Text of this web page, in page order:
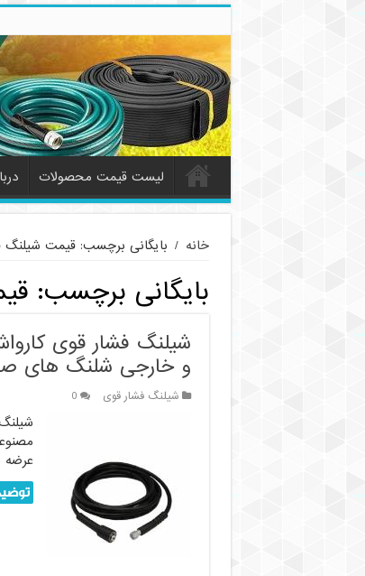
لیست قیمت محصولات
خانه / بایگانی برچسب: قیمت شیلنگ
بایگانی برچسب:
و خارجی شلنگ های
شیلنگ فشار قوی 0
عرضه